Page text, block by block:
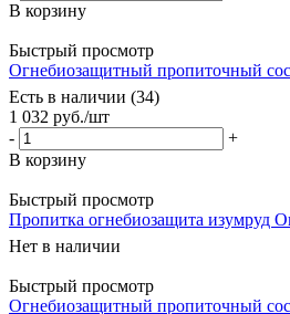
В корзину
Быстрый просмотр
Огнебиозащитный пропиточный
Есть в наличии (34)
1 032 руб./шт
-
+
В корзину
Быстрый просмотр
Пропитка огнебиозащита изумруд
Нет в наличии
Быстрый просмотр
Огнебиозащитный пропиточный